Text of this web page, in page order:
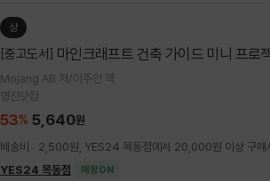
상
[중고도서] 마인크래프트 건축 가이드 미니 프로
Mojang AB 저/이주안 역
영진닷컴
53% 5,640원
배송비 : 2,500원, YES24 목동점에서 20,000원 이상 구매
YES24 목동점
매장ON